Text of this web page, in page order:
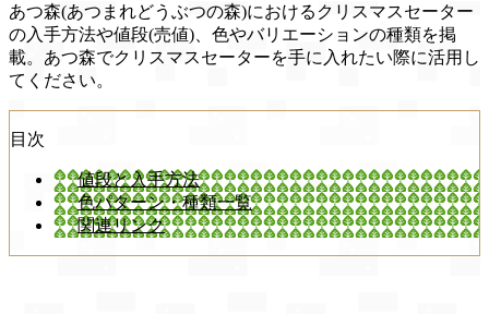
あつ森(あつまれどうぶつの森)におけるクリスマスセーター
の入手方法や値段(売値)、色やバリエーションの種類を掲
載。あつ森でクリスマスセーターを手に入れたい際に活用し
てください。
目次
値段と入手方法
色パターン・種類一覧
関連リンク